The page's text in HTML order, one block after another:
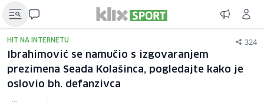
HIT NA INTERNETU 324
Ibrahimović se namučio s izgovaranjem
prezimena Seada Kolašinca, pogledajte kako je
oslovio bh. defanzivca